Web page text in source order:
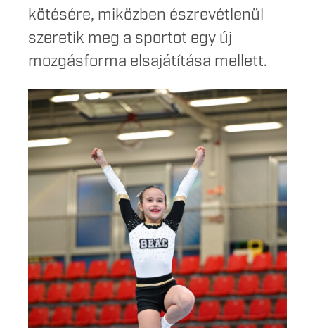
kötésére, miközben észrevétlenül
szeretik meg a sportot egy új
mozgásforma elsajátítása mellett.